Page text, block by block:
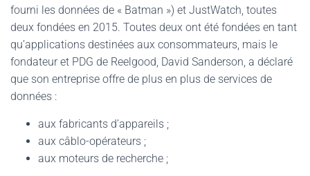
fourni les données de « Batman ») et JustWatch, toutes
deux fondées en 2015. Toutes deux ont été fondées en tant
qu’applications destinées aux consommateurs, mais le
fondateur et PDG de Reelgood, David Sanderson, a déclaré
que son entreprise offre de plus en plus de services de
données :
aux fabricants d’appareils ;
aux câblo-opérateurs ;
aux moteurs de recherche ;